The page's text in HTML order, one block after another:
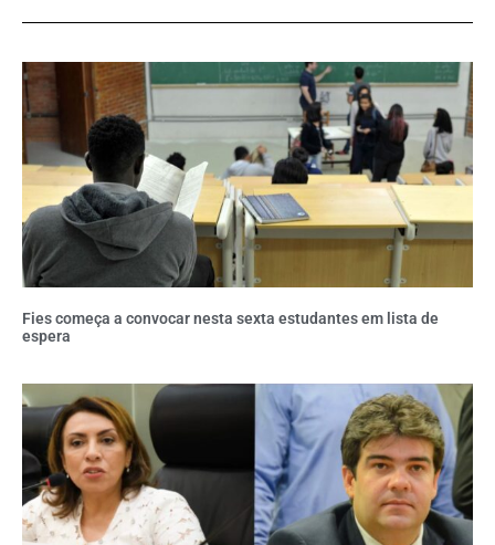
Fies começa a convocar nesta sexta estudantes em lista de
espera